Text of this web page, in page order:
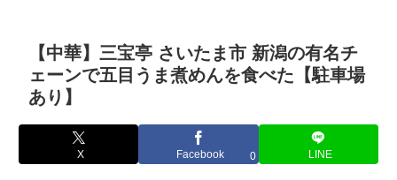
【中華】三宝亭 さいたま市 新潟の有名チ
ェーンで五目うま煮めんを食べた【駐車場
あり】
X Facebook 0 LINE